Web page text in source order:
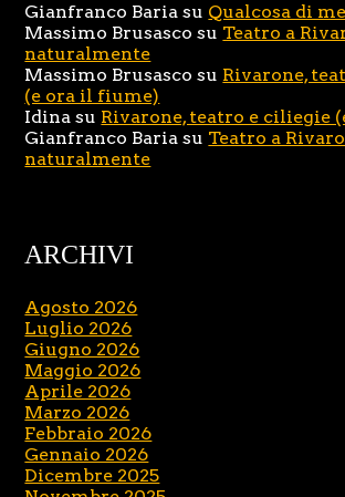
Gianfranco Baria su Qualcosa di
Massimo Brusasco su Teatro a
naturalmente
Massimo Brusasco su Rivarone,
(e ora il fiume)
Idina su Rivarone, teatro e ciliegie
Gianfranco Baria su Teatro a
naturalmente
ARCHIVI
Agosto 2026
Luglio 2026
Giugno 2026
Maggio 2026
Aprile 2026
Marzo 2026
Febbraio 2026
Gennaio 2026
Dicembre 2025